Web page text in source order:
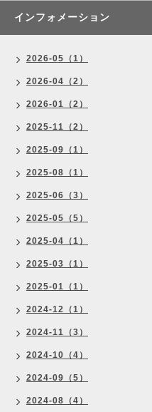
インフォメーション
2026-05（1）
2026-04（2）
2026-01（2）
2025-11（2）
2025-09（1）
2025-08（1）
2025-06（3）
2025-05（5）
2025-04（1）
2025-03（1）
2025-01（1）
2024-12（1）
2024-11（3）
2024-10（4）
2024-09（5）
2024-08（4）